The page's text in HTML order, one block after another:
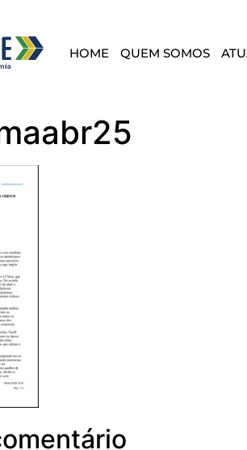
HOME QUEM SOMOS